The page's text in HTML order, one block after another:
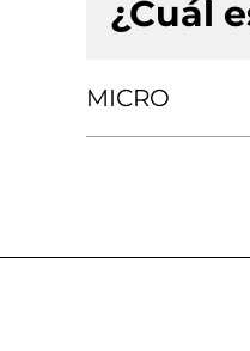
¿Cuál
MICRO